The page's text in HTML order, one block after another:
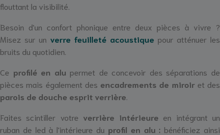
flouttant la visibilité.
Besoin d'un confort phonique entre deux pièces à vivre ?
Misez sur un verre feuilleté acoustique pour atténuer les
bruits du quotidien.
Ce profilé en alu permet de concevoir des séparations de
pièces mais également des encadrements de miroir et des
parois de douche esprit verrière
Faites scintiller votre verrière intérieure en intégrant un
ruban de led à l'intérieure du profil en alu : bénéficiez ainsi